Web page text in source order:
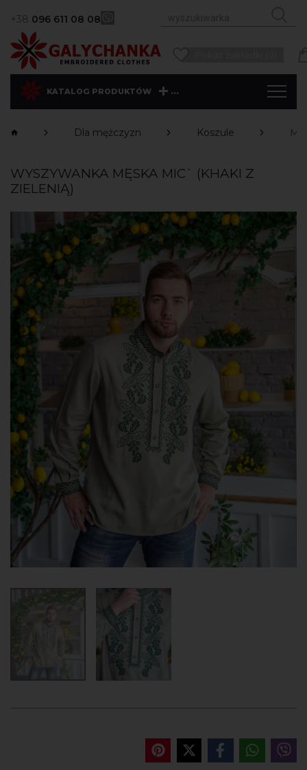
+38 096 611 08 08
KATALOG PRODUKTÓW ...
Dla mężczyzn Koszule
WYSZYWANKA MĘSKA MIC` (KHAKI Z
ZIELENIĄ)